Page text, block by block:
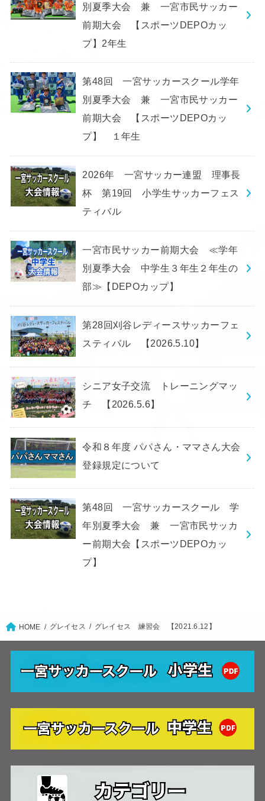
別夏季大会 兼 一宮市民サッカー
前期大会 【スポーツDEPOカッ
プ】2年生
第48回 一宮サッカースクール学年
別夏季大会 兼 一宮市民サッカー
前期大会 【スポーツDEPOカッ
プ】 １年生
2026年 一宮サッカー連盟 理事長
杯 第19回 小学生サッカーフェス
ティバル
一宮市民サッカー前期大会 ≪学年
別夏季大会 中学生３年生２年生の
部≫【DEPOカップ】
第28回刈谷レディースサッカーフェ
スティバル 【2026.5.10】
シニア女子交流 トレーニングマッ
チ 【2026.5.6】
令和８年度 パパさん・ママさん大会
登録規定について
第48回 一宮サッカースクール 学
年別夏季大会 兼 一宮市民サッカ
ー前期大会【スポーツDEPOカッ
プ】
HOME グレイセス グレイセス 練習会 【2021.6.12】